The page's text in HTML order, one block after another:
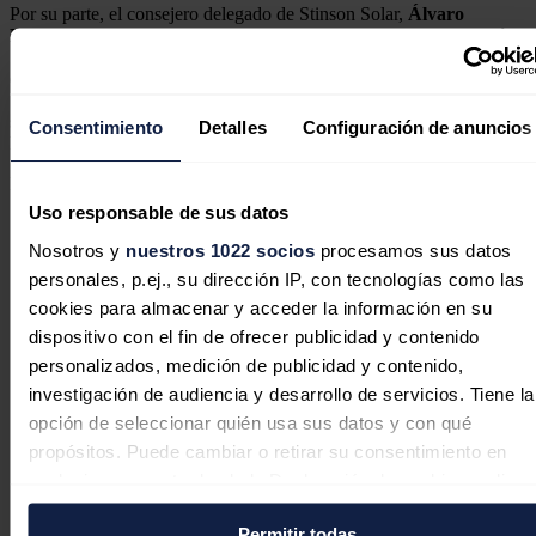
Consentimiento Detalles Configuración de anuncios
Uso responsable de sus datos
Nosotros y nuestros 1022 sociosprocesamos sus datos
personales, p.ej., su dirección IP, con tecnologías como las
cookies para almacenar y acceder la información en su
dispositivo con el fin de ofrecer publicidad y contenido
personalizados, medición de publicidad y contenido,
investigación de audiencia y desarrollo de servicios. Tiene la
opción de seleccionar quién usa sus datos y con qué
propósitos. Puede cambiar o retirar su consentimiento en
en el Menú de consentimiento.
Por su parte, el consejero delegado de Stinson Solar, Álvaro
Rodríguez,ha destacado la importancia de unirse a esta asociación.
energético para empresas de restauración. En la actualidad más de
suponen un ahorro en costes de más del 25% y en algunos casos
El sector energético pone en valor
papel de las moléculas verdes en la
transición y oportunidad para España
Redacción07/07/2026